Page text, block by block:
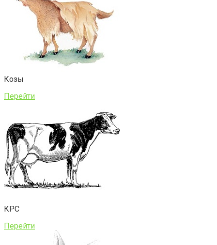
Козы
Перейти
КРС
Перейти